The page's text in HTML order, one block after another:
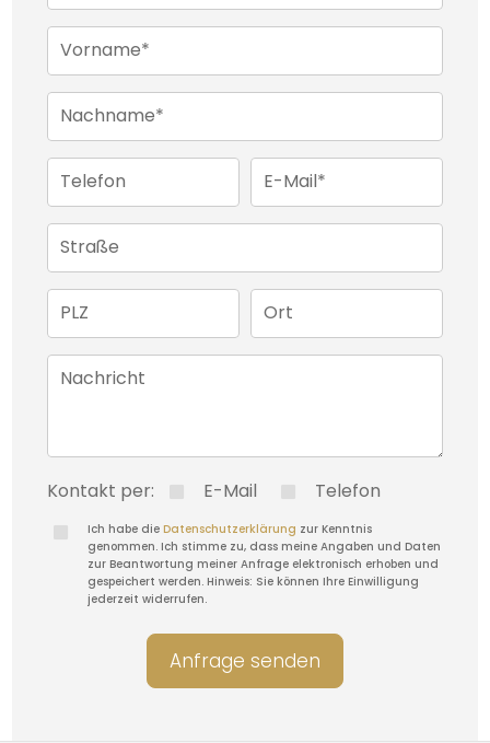
Grundrisse erhalten Sie in unserem Exposé –
fordern Sie dieses noch heute an. Besuchen Sie
uns auch auf unserer Homepage www.abuss-
immobilien.de – wir freuen uns auf Sie!
Vorname*
Nachname*
Telefon E-Mail*
Straße
PLZ Ort
Nachricht
Kontakt per: E-Mail Telefon
Ich habe die Datenschutzerklärung zur Kenntnis
genommen. Ich stimme zu, dass meine Angaben und Daten
zur Beantwortung meiner Anfrage elektronisch erhoben und
gespeichert werden. Hinweis: Sie können Ihre Einwilligung
jederzeit widerrufen.
Anfrage senden